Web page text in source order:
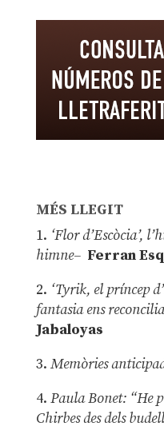
MÉS LLEGIT
1. ‘Flor d’Escòcia’,
himne– Ferran
2. ‘Tyrik, el príncep
fantasia ens
Jabaloyas
3. Memòries
4. Paula Bonet: “He
Chirbes des dels